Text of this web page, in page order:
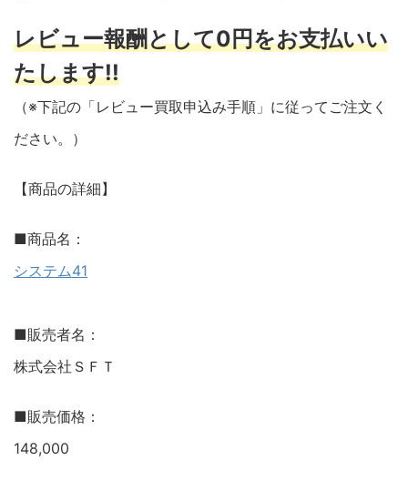
レビュー報酬として0円をお支払いい
たします!!
（※下記の「レビュー買取申込み手順」に従ってご注文く
ださい。）
【商品の詳細】
■商品名：
システム41
■販売者名：
株式会社ＳＦＴ
■販売価格：
148,000